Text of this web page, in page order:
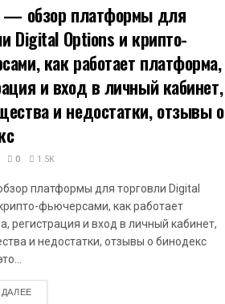
— обзор платформы для
Digital Options и крипто-
как работает платформа,
и вход в личный кабинет,
и недостатки, отзывы о
0 1.5K
платформы для торговли Digital
фьючерсами, как работает
регистрация и вход в личный кабинет,
и недостатки, отзывы о бинодекс
DETAILS